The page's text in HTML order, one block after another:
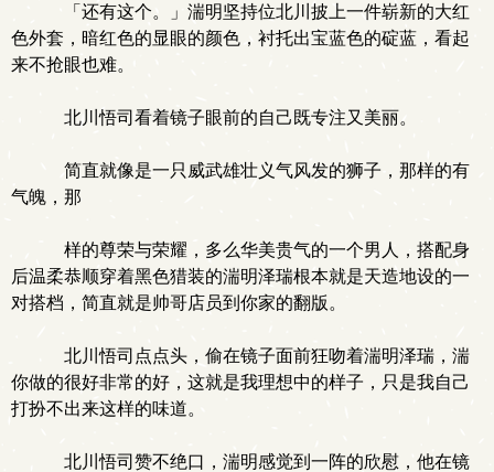
「还有这个。」湍明坚持位北川披上一件崭新的大红
色外套，暗红色的显眼的颜色，衬托出宝蓝色的碇蓝，看起
来不抢眼也难。
北川悟司看着镜子眼前的自己既专注又美丽。
简直就像是一只威武雄壮义气风发的狮子，那样的有
气魄，那
样的尊荣与荣耀，多么华美贵气的一个男人，搭配身
后温柔恭顺穿着黑色猎装的湍明泽瑞根本就是天造地设的一
对搭档，简直就是帅哥店员到你家的翻版。
北川悟司点点头，偷在镜子面前狂吻着湍明泽瑞，湍
你做的很好非常的好，这就是我理想中的样子，只是我自己
打扮不出来这样的味道。
北川悟司赞不绝口，湍明感觉到一阵的欣慰，他在镜